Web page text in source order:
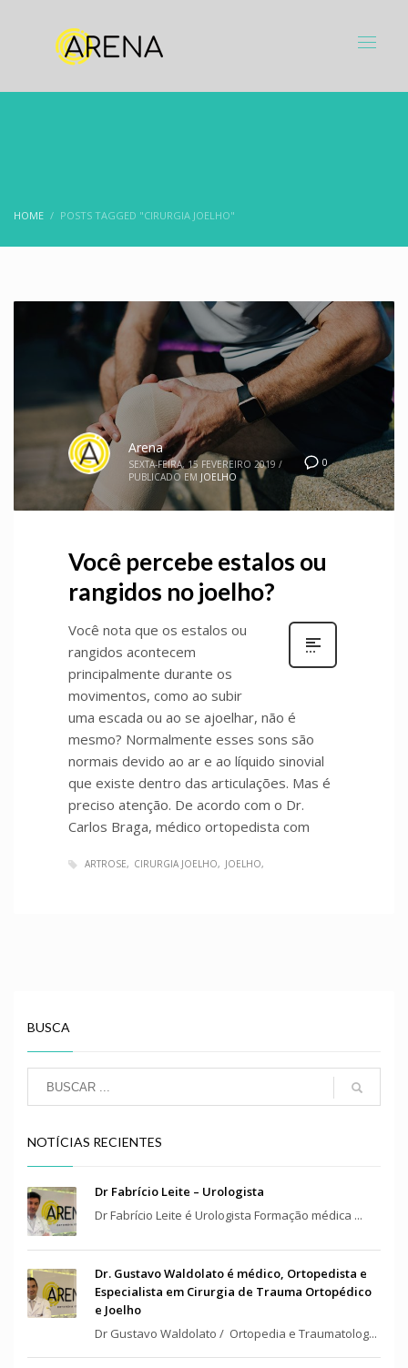
HOME POSTS TAGGED "CIRURGIA JOELHO"
0
Arena
SEXTA-FEIRA, 15 FEVEREIRO 2019 /
PUBLICADO EM JOELHO
Você percebe estalos ou
rangidos no joelho?
Você nota que os estalos ou
rangidos acontecem
principalmente durante os
movimentos, como ao subir
uma escada ou ao se ajoelhar, não é
mesmo? Normalmente esses sons são
normais devido ao ar e ao líquido sinovial
que existe dentro das articulações. Mas é
preciso atenção. De acordo com o Dr.
Carlos Braga, médico ortopedista com
ARTROSE CIRURGIA JOELHO JOELHO
BUSCA
NOTÍCIAS RECIENTES
Dr Fabrício Leite – Urologista
Dr Fabrício Leite é Urologista Formação médica ...
Dr. Gustavo Waldolato é médico, Ortopedista e
Especialista em Cirurgia de Trauma Ortopédico
e Joelho
Dr Gustavo Waldolato / Ortopedia e Traumatolog...